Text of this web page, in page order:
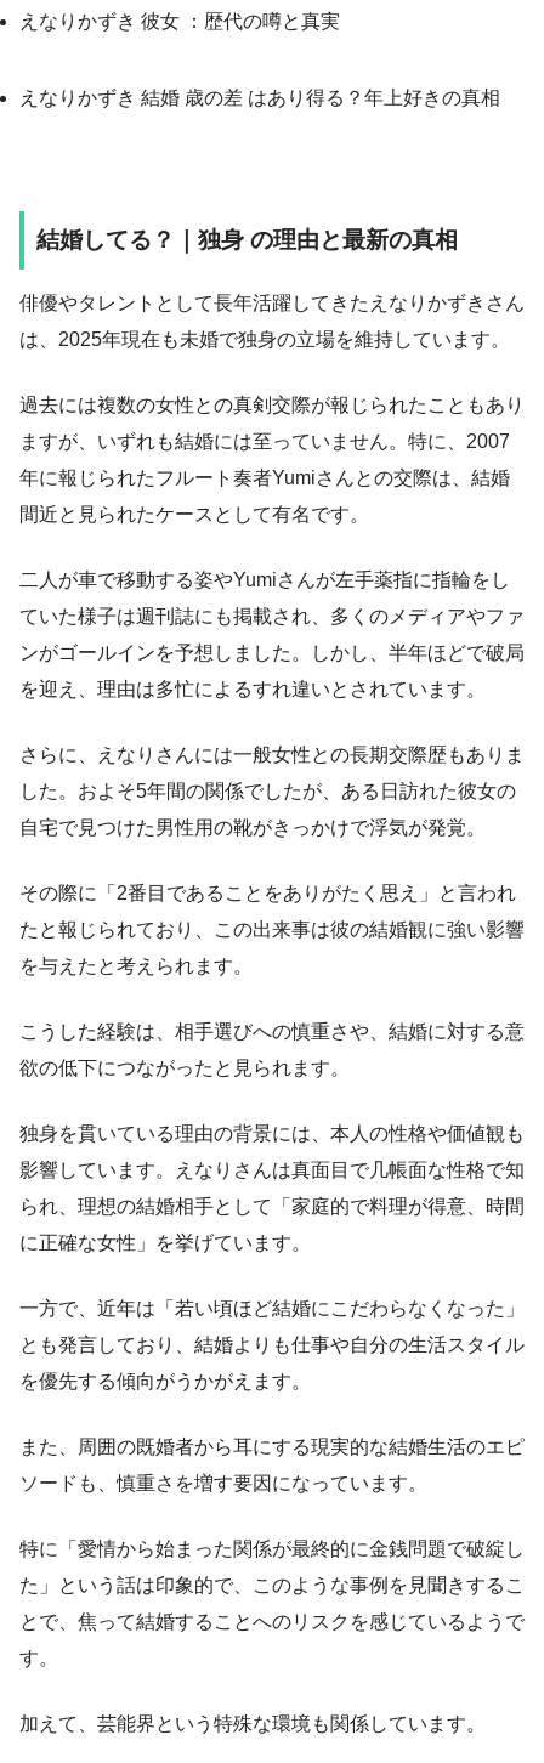
えなりかずき 彼女 ：歴代の噂と真実
えなりかずき 結婚 歳の差 はあり得る？年上好きの真相
結婚してる？｜独身 の理由と最新の真相
俳優やタレントとして長年活躍してきたえなりかずきさん
は、2025年現在も未婚で独身の立場を維持しています。
過去には複数の女性との真剣交際が報じられたこともあり
ますが、いずれも結婚には至っていません。特に、2007
年に報じられたフルート奏者Yumiさんとの交際は、結婚
間近と見られたケースとして有名です。
二人が車で移動する姿やYumiさんが左手薬指に指輪をし
ていた様子は週刊誌にも掲載され、多くのメディアやファ
ンがゴールインを予想しました。しかし、半年ほどで破局
を迎え、理由は多忙によるすれ違いとされています。
さらに、えなりさんには一般女性との長期交際歴もありま
した。およそ5年間の関係でしたが、ある日訪れた彼女の
自宅で見つけた男性用の靴がきっかけで浮気が発覚。
その際に「2番目であることをありがたく思え」と言われ
たと報じられており、この出来事は彼の結婚観に強い影響
を与えたと考えられます。
こうした経験は、相手選びへの慎重さや、結婚に対する意
欲の低下につながったと見られます。
独身を貫いている理由の背景には、本人の性格や価値観も
影響しています。えなりさんは真面目で几帳面な性格で知
られ、理想の結婚相手として「家庭的で料理が得意、時間
に正確な女性」を挙げています。
一方で、近年は「若い頃ほど結婚にこだわらなくなった」
とも発言しており、結婚よりも仕事や自分の生活スタイル
を優先する傾向がうかがえます。
また、周囲の既婚者から耳にする現実的な結婚生活のエピ
ソードも、慎重さを増す要因になっています。
特に「愛情から始まった関係が最終的に金銭問題で破綻し
た」という話は印象的で、このような事例を見聞きするこ
とで、焦って結婚することへのリスクを感じているようで
す。
加えて、芸能界という特殊な環境も関係しています。